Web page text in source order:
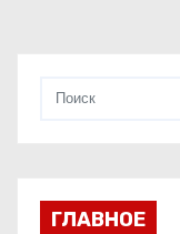
ГЛАВНОЕ